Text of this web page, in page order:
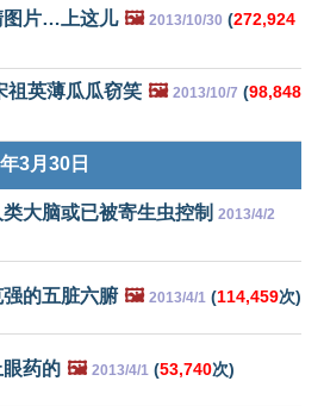
图片…上这儿 🖼️ 2013/10/30 (272,924
祖英薄瓜瓜窃笑 🖼️ 2013/10/7 (98,848
3月30日
大脑或已被寄生虫控制 2013/4/2
的五脏六腑 🖼️ 2013/4/1 (114,459次)
药的 🖼️ 2013/4/1 (53,740次)